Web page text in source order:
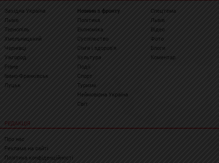
Західна Україна
Львів
Тернопіль
Хмельницький
Чернівці
Ужгород
Рівне
Івано-Франківськ
Луцьк
Новини з фронту
Політика
Економіка
Суспільство
Сім'я і здоров'я
Культура
Події
Спорт
Туризм
Неймовірна Україна
Світ
Спецтема
Львів
Відео
Фото
Блоги
Коментар
РЕДАКЦІЯ
Про нас
Реклама на сайті
Політика конфіденційності